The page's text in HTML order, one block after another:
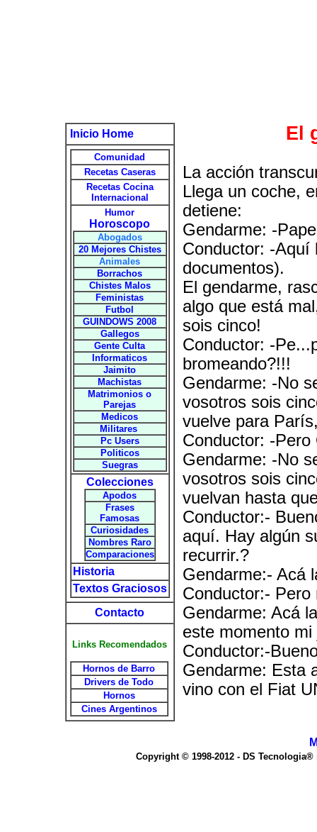
Inicio Home
Comunidad
Recetas Caseras
Recetas Cocina
Internacional
Humor
Horoscopo
Abogados
20 Mejores Chistes
Animales
Borrachos
Chistes Malos
Feministas
Futbol
GUINDOWS 2008
Gallegos
Gente Culta
Informaticos
Jaimito
Machistas
Matrimonios o
Parejas
Medicos
Militares
Pc Users
Politicos
Suegras
Colecciones
Apodos
Frases
Famosas
Curiosidades
Nombres Raro
Comparaciones
Historia
Textos Graciosos
Contacto
Links Recomendados
Hornos de Barro
Drivers de Todo
Hornos
Cines Argentinos
El
La acción
Llega un coche,
detiene:
Gendarme: -
Conductor: -Aquí
documentos).
El gendarme,
algo que está
sois cinco!
Conductor: -
bromeando?!!!
Gendarme: -No
vosotros sois
vuelve para
Conductor: -
Gendarme: -No
vosotros sois
vuelvan hasta
Conductor:-
aquí. Hay algún
recurrir.?
Gendarme:- Acá
Conductor:-
Gendarme: Acá
este momento
Conductor:-
Gendarme: Esta
vino con el Fiat
Copyright © 1998-2012 - DS Tecnologia®